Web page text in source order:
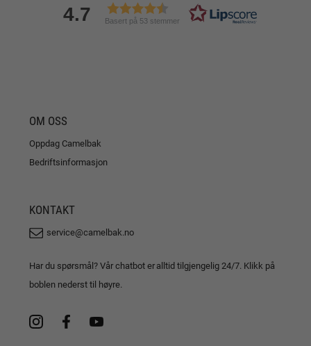
4.7 Basert på 53 stemmer
OM OSS
Oppdag Camelbak
Bedriftsinformasjon
KONTAKT
service@camelbak.no
Har du spørsmål? Vår chatbot er alltid tilgjengelig 24/7. Klikk på
boblen nederst til høyre.